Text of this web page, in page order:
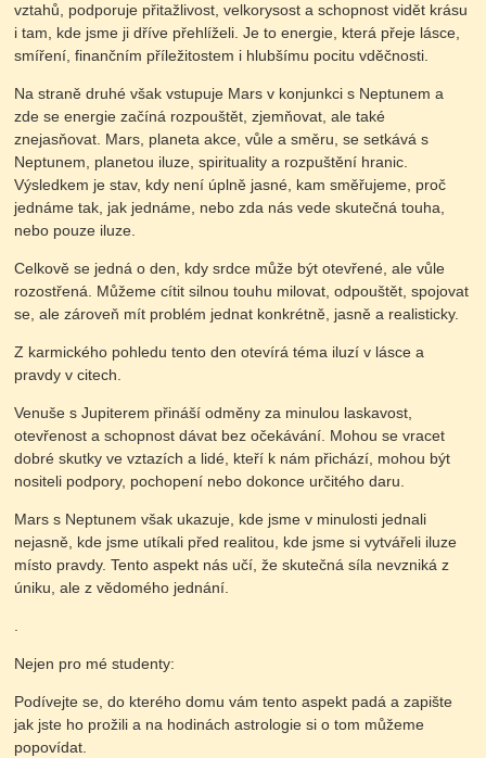
vztahů, podporuje přitažlivost, velkorysost a schopnost vidět krásu
i tam, kde jsme ji dříve přehlíželi. Je to energie, která přeje lásce,
smíření, finančním příležitostem i hlubšímu pocitu vděčnosti.
Na straně druhé však vstupuje Mars v konjunkci s Neptunem a
zde se energie začíná rozpouštět, zjemňovat, ale také
znejasňovat. Mars, planeta akce, vůle a směru, se setkává s
Neptunem, planetou iluze, spirituality a rozpuštění hranic.
Výsledkem je stav, kdy není úplně jasné, kam směřujeme, proč
jednáme tak, jak jednáme, nebo zda nás vede skutečná touha,
nebo pouze iluze.
Celkově se jedná o den, kdy srdce může být otevřené, ale vůle
rozostřená. Můžeme cítit silnou touhu milovat, odpouštět, spojovat
se, ale zároveň mít problém jednat konkrétně, jasně a realisticky.
Z karmického pohledu tento den otevírá téma iluzí v lásce a
pravdy v citech.
Venuše s Jupiterem přináší odměny za minulou laskavost,
otevřenost a schopnost dávat bez očekávání. Mohou se vracet
dobré skutky ve vztazích a lidé, kteří k nám přichází, mohou být
nositeli podpory, pochopení nebo dokonce určitého daru.
Mars s Neptunem však ukazuje, kde jsme v minulosti jednali
nejasně, kde jsme utíkali před realitou, kde jsme si vytvářeli iluze
místo pravdy. Tento aspekt nás učí, že skutečná síla nevzniká z
úniku, ale z vědomého jednání.
.
Nejen pro mé studenty:
Podívejte se, do kterého domu vám tento aspekt padá a zapište
jak jste ho prožili a na hodinách astrologie si o tom můžeme
popovídat.